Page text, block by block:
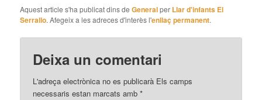
Aquest article s'ha publicat dins deGeneralper Llar d'infants El
Serrallo. Afegeix a les adreces d'interès l'enllaç permanent.
Deixa un comentari
L'adreça electrònica no es publicarà Els camps
necessaris estan marcats amb*